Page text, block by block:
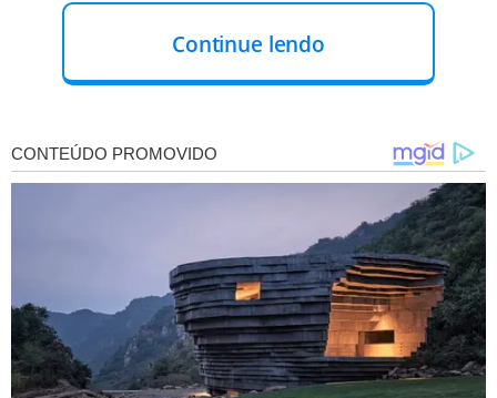
Continue lendo